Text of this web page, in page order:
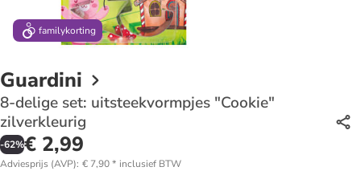
familykorting
Guardini
8-delige set: uitsteekvormpjes "Cookie"
zilverkleurig
-62%€ 2,99
Adviesprijs (AVP): € 7,90* inclusief BTW